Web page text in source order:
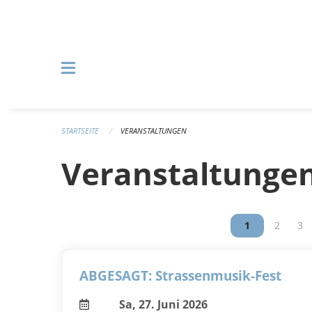
STARTSEITE VERANSTALTUNGEN
Vous êtes sur
1 Vous
2 3
ABGESAGT: Strassenmusik-Fest
Sa, 27. Juni 2026